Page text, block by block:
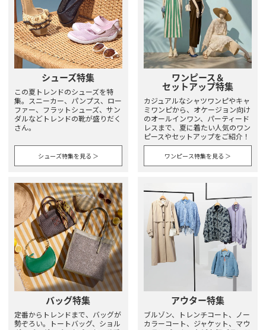
シューズ特集
この夏トレンドのシューズを特
集。スニーカー、パンプス、ロー
ファー、フラットシューズ、サン
ダルなどトレンドの靴が盛りだく
さん。
シューズ特集を見る ＞
ワンピース＆
セットアップ特集
カジュアルなシャツワンピやキャ
ミワンピから、オケージョン向け
のオールインワン、パーティード
レスまで、夏に着たい人気のワン
ピースやセットアップをご紹介！
ワンピース特集を見る ＞
バッグ特集
定番からトレンドまで、バッグが
勢ぞろい。トートバッグ、ショル
アウター特集
ブルゾン、トレンチコート、ノー
カラーコート、ジャケット、マウ